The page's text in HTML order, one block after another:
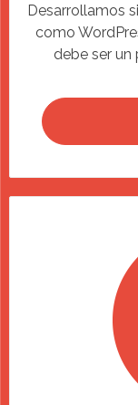
Desarrollamos
como
debe ser un